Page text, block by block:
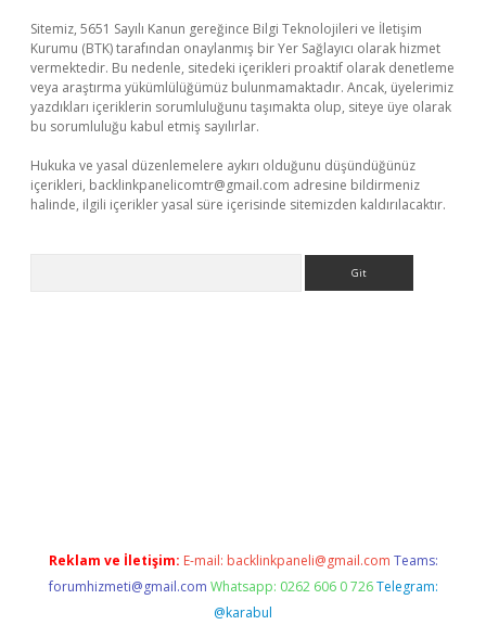
Sitemiz, 5651 Sayılı Kanun gereğince Bilgi Teknolojileri ve İletişim
Kurumu (BTK) tarafından onaylanmış bir Yer Sağlayıcı olarak hizmet
vermektedir. Bu nedenle, sitedeki içerikleri proaktif olarak denetleme
veya araştırma yükümlülüğümüz bulunmamaktadır. Ancak, üyelerimiz
yazdıkları içeriklerin sorumluluğunu taşımakta olup, siteye üye olarak
bu sorumluluğu kabul etmiş sayılırlar.
Hukuka ve yasal düzenlemelere aykırı olduğunu düşündüğünüz
içerikleri, backlinkpanelicomtr@gmail.com adresine bildirmeniz
halinde, ilgili içerikler yasal süre içerisinde sitemizden kaldırılacaktır.
Reklam ve İletişim: E-mail: backlinkpaneli@gmail.com Teams:
forumhizmeti@gmail.com Whatsapp: 0262 606 0 726 Telegram:
@karabul